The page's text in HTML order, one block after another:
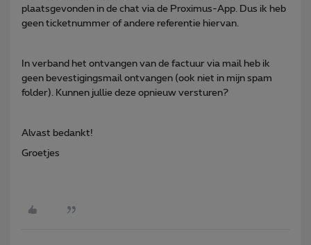
plaatsgevonden in de chat via de Proximus-App. Dus ik heb
geen ticketnummer of andere referentie hiervan.
In verband het ontvangen van de factuur via mail heb ik
geen bevestigingsmail ontvangen (ook niet in mijn spam
folder). Kunnen jullie deze opnieuw versturen?
Alvast bedankt!
Groetjes